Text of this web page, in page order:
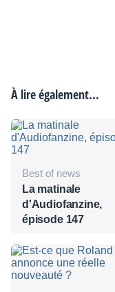
À lire également...
Best of news
La matinale
d'Audiofanzine,
épisode 147